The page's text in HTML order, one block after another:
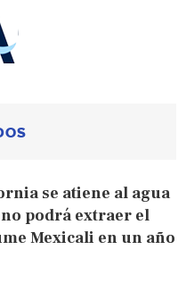
se atiene al agua
podrá extraer el
Mexicali en un año